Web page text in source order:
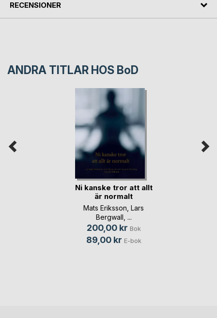
RECENSIONER
ANDRA TITLAR HOS BoD
Ni kanske tror att allt
är normalt
Mats Eriksson Lars
Bergwall , ...
200,00 kr Bok
89,00 kr E-bok